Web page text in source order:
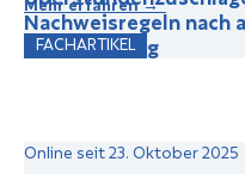
FACHARTIKEL
Nachweisregeln nach
Entscheidung
Online seit 23. Oktober 2025